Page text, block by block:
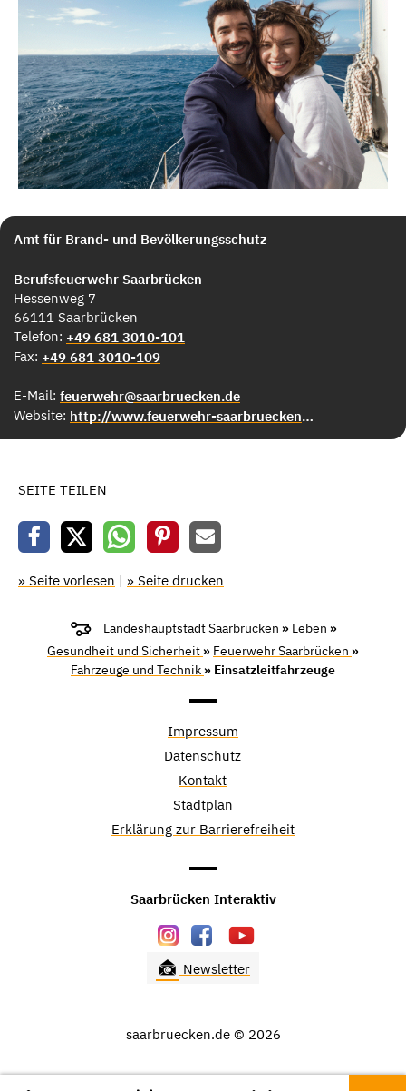
Amt für Brand- und Bevölkerungsschutz
Berufsfeuerwehr Saarbrücken
Hessenweg 7
66111 Saarbrücken
Telefon: +49 681 3010-101
Fax: +49 681 3010-109
E-Mail: feuerwehr@saarbruecken.de
Website:
http://www.feuerwehr-saarbruecken.de
SEITE TEILEN
» Seite vorlesen | » Seite drucken
Landeshauptstadt Saarbrücken » Leben »
Gesundheit und Sicherheit » Feuerwehr Saarbrücken »
Fahrzeuge und Technik » Einsatzleitfahrzeuge
Impressum
Datenschutz
Kontakt
Stadtplan
Erklärung zur Barrierefreiheit
Saarbrücken Interaktiv
Newsletter
saarbruecken.de © 2026